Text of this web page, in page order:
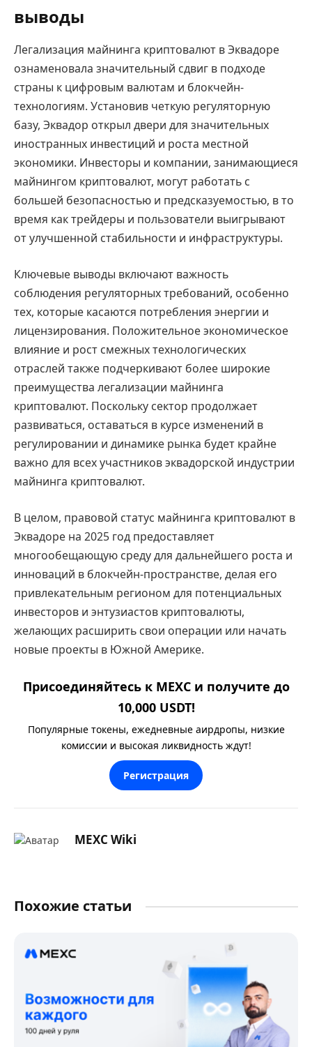
выводы
Легализация майнинга криптовалют в Эквадоре
ознаменовала значительный сдвиг в подходе
страны к цифровым валютам и блокчейн-
технологиям. Установив четкую регуляторную
базу, Эквадор открыл двери для значительных
иностранных инвестиций и роста местной
экономики. Инвесторы и компании, занимающиеся
майнингом криптовалют, могут работать с
большей безопасностью и предсказуемостью, в то
время как трейдеры и пользователи выигрывают
от улучшенной стабильности и инфраструктуры.
Ключевые выводы включают важность
соблюдения регуляторных требований, особенно
тех, которые касаются потребления энергии и
лицензирования. Положительное экономическое
влияние и рост смежных технологических
отраслей также подчеркивают более широкие
преимущества легализации майнинга
криптовалют. Поскольку сектор продолжает
развиваться, оставаться в курсе изменений в
регулировании и динамике рынка будет крайне
важно для всех участников эквадорской индустрии
майнинга криптовалют.
В целом, правовой статус майнинга криптовалют в
Эквадоре на 2025 год предоставляет
многообещающую среду для дальнейшего роста и
инноваций в блокчейн-пространстве, делая его
привлекательным регионом для потенциальных
инвесторов и энтузиастов криптовалюты,
желающих расширить свои операции или начать
новые проекты в Южной Америке.
Присоединяйтесь к MEXC и получите до
10,000 USDT!
Популярные токены, ежедневные аирдропы, низкие
комиссии и высокая ликвидность ждут!
Регистрация
MEXC Wiki
Похожие статьи